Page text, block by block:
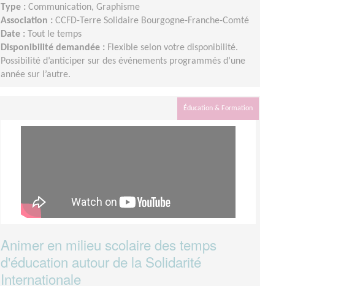
Type : Communication, Graphisme
Association : CCFD-Terre Solidaire Bourgogne-Franche-Comté
Date :
Tout le temps
Disponibilité demandée : Flexible selon votre disponibilité.
Possibilité d’anticiper sur des événements programmés d’une
année sur l’autre.
Éducation & Formation
Animer en milieu scolaire des temps
d'éducation autour de la Solidarité
Internationale